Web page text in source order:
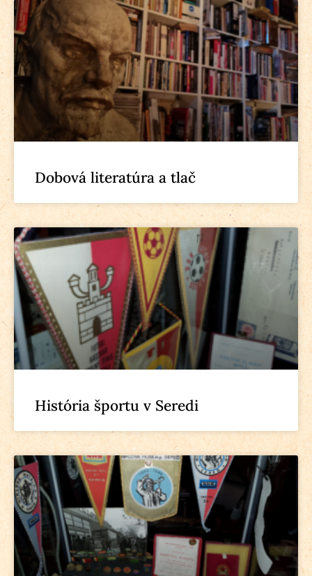
Dobová literatúra a tlač
História športu v Seredi